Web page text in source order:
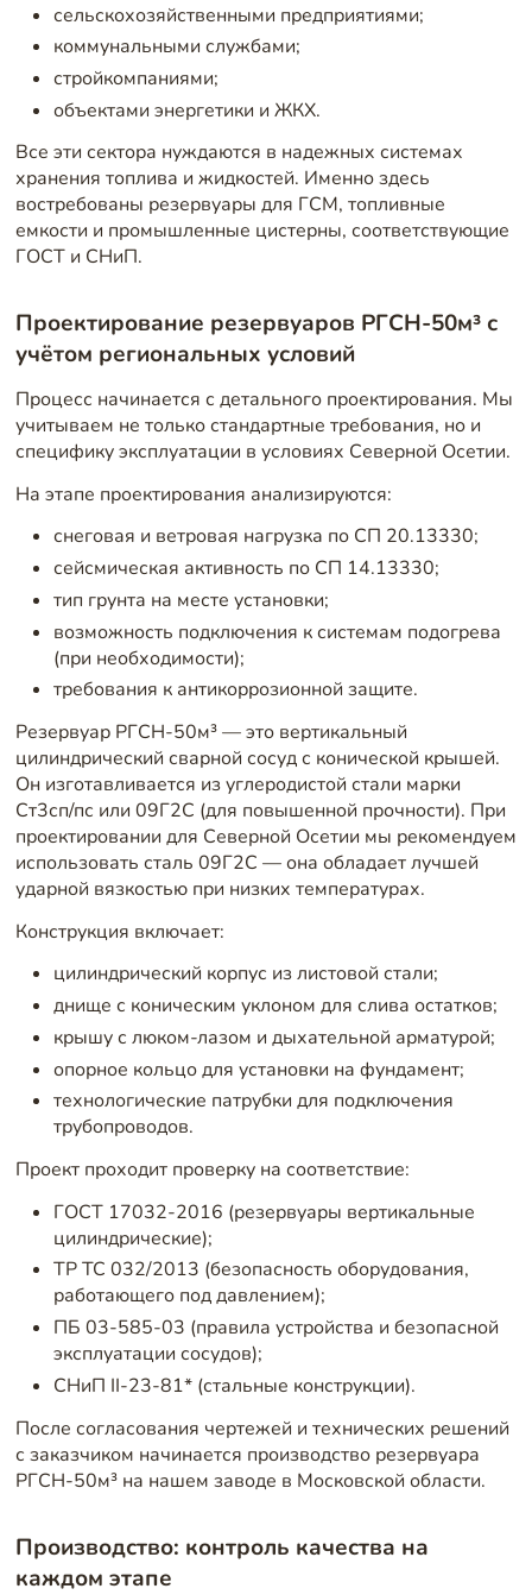
сельскохозяйственными предприятиями;
коммунальными службами;
стройкомпаниями;
объектами энергетики и ЖКХ.
Все эти сектора нуждаются в надежных системах
хранения топлива и жидкостей. Именно здесь
востребованы резервуары для ГСМ, топливные
емкости и промышленные цистерны, соответствующие
ГОСТ и СНиП.
Проектирование резервуаров РГСН-50м³ с
учётом региональных условий
Процесс начинается с детального проектирования. Мы
учитываем не только стандартные требования, но и
специфику эксплуатации в условиях Северной Осетии.
На этапе проектирования анализируются:
снеговая и ветровая нагрузка по СП 20.13330;
сейсмическая активность по СП 14.13330;
тип грунта на месте установки;
возможность подключения к системам подогрева
(при необходимости);
требования к антикоррозионной защите.
Резервуар РГСН-50м³ — это вертикальный
цилиндрический сварной сосуд с конической крышей.
Он изготавливается из углеродистой стали марки
Ст3сп/пс или 09Г2С (для повышенной прочности). При
проектировании для Северной Осетии мы рекомендуем
использовать сталь 09Г2С — она обладает лучшей
ударной вязкостью при низких температурах.
Конструкция включает:
цилиндрический корпус из листовой стали;
днище с коническим уклоном для слива остатков;
крышу с люком-лазом и дыхательной арматурой;
опорное кольцо для установки на фундамент;
технологические патрубки для подключения
трубопроводов.
Проект проходит проверку на соответствие:
ГОСТ 17032-2016 (резервуары вертикальные
цилиндрические);
ТР ТС 032/2013 (безопасность оборудования,
работающего под давлением);
ПБ 03-585-03 (правила устройства и безопасной
эксплуатации сосудов);
СНиП II-23-81* (стальные конструкции).
После согласования чертежей и технических решений
с заказчиком начинается производство резервуара
РГСН-50м³ на нашем заводе в Московской области.
Производство: контроль качества на
каждом этапе